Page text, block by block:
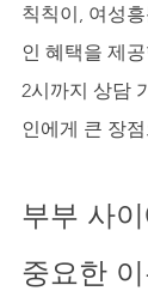
칙칙이, 여성
인 혜택을 제
2시까지 상담
인에게 큰 장
부부 사
중요한